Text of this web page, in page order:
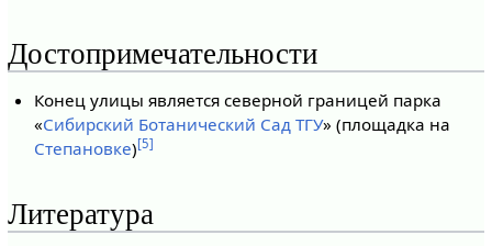
Достопримечательности
Конец улицы является северной границей парка
«Сибирский Ботанический Сад ТГУ» (площадка на
Степановке)[5]
Литература